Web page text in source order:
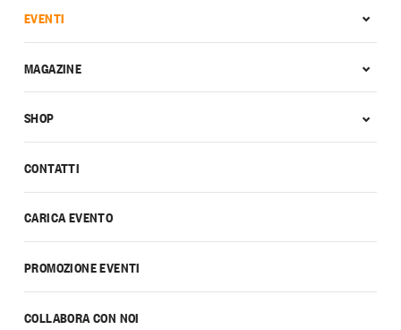
CONTATTI
CARICA EVENTO
PROMOZIONE EVENTI
COLLABORA CON NOI
EVENTI
MAGAZINE
SHOP